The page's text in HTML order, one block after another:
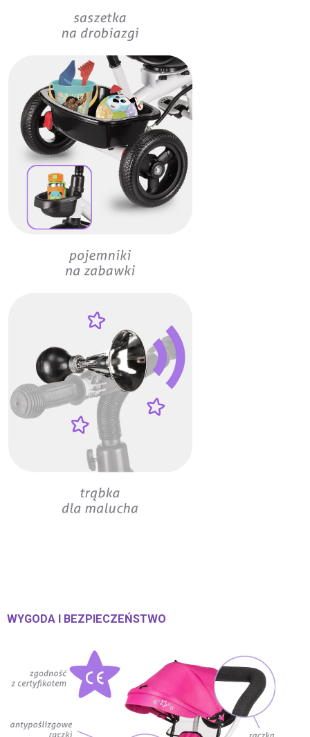
WYGODA I BEZPIECZEŃSTWO